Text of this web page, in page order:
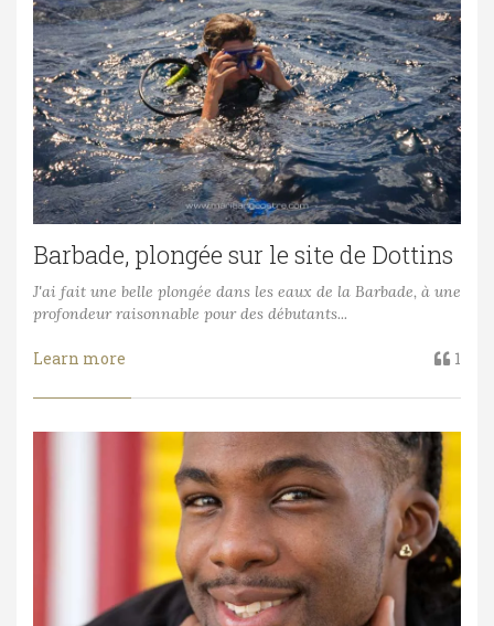
Barbade, plongée sur le site de Dottins
J'ai fait une belle plongée dans les eaux de la Barbade, à une
profondeur raisonnable pour des débutants...
Learn more 1